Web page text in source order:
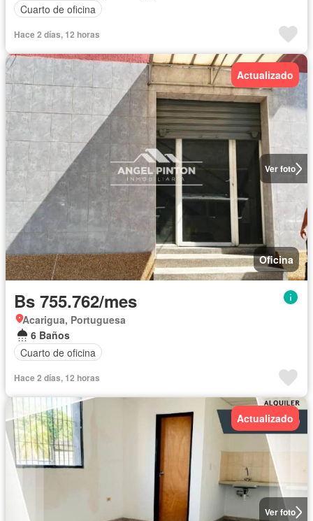
Cuarto de oficina
Hace 2 días, 12 horas
Ver foto
Actualizado
Oficina
Bs 755.762/mes
Acarigua, Portuguesa
6 Baños
Cuarto de oficina
Hace 2 días, 12 horas
Ver foto
Actualizado